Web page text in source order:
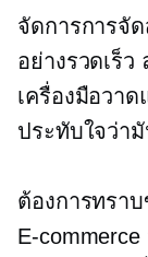
จัดการการจั
อย่างรวดเร็
เครื่องมือวา
ประทับใจว่า
ต้องการทรา
E-commerce